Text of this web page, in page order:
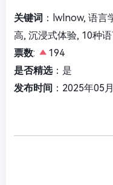
关键词 ：lwlnow, 语言
高, 沉浸式体验, 10种
票数:
194
是否精选：是
发布时间 ：2025年05